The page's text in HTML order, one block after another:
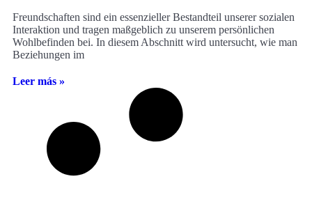
Freundschaften sind ein essenzieller Bestandteil unserer sozialen
Interaktion und tragen maßgeblich zu unserem persönlichen
Wohlbefinden bei. In diesem Abschnitt wird untersucht, wie man
Beziehungen im
Leer más »